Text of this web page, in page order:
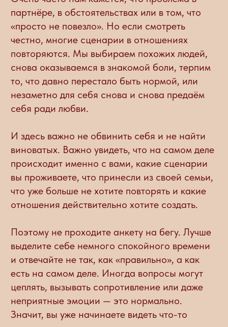
И здесь важно не обвинить себя и не найти
виноватых. Важно увидеть, что на самом деле
происходит именно с вами, какие сценарии
вы проживаете, что принесли из своей семьи,
что уже больше не хотите повторять и какие
отношения действительно хотите создать.
Поэтому не проходите анкету на бегу. Лучше
выделите себе немного спокойного времени
и отвечайте не так, как «правильно», а как
есть на самом деле. Иногда вопросы могут
цеплять, вызывать сопротивление или даже
Значит, вы уже начинаете видеть что-то
важное.
И ещё одна просьба: не пытайтесь выглядеть
лучше, сильнее или «осознаннее». Нам это
не нужно. Нам важна правда. Потому что
именно с честности обычно и начинаются
самые сильные изменения.
Поехали.